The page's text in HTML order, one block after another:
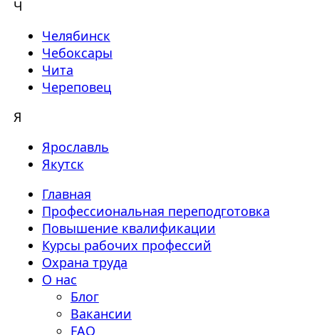
Ч
Челябинск
Чебоксары
Чита
Череповец
Я
Ярославль
Якутск
Главная
Профессиональная переподготовка
Повышение квалификации
Курсы рабочих профессий
Охрана труда
О нас
Блог
Вакансии
FAQ